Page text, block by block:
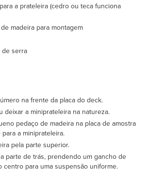
a prateleira (cedro ou teca funciona
madeira para montagem
serra
na frente da placa do deck.
deixar a miniprateleira na natureza.
pedaço de madeira na placa de amostra
a miniprateleira.
pela parte superior.
parte de trás, prendendo um gancho de
centro para uma suspensão uniforme.